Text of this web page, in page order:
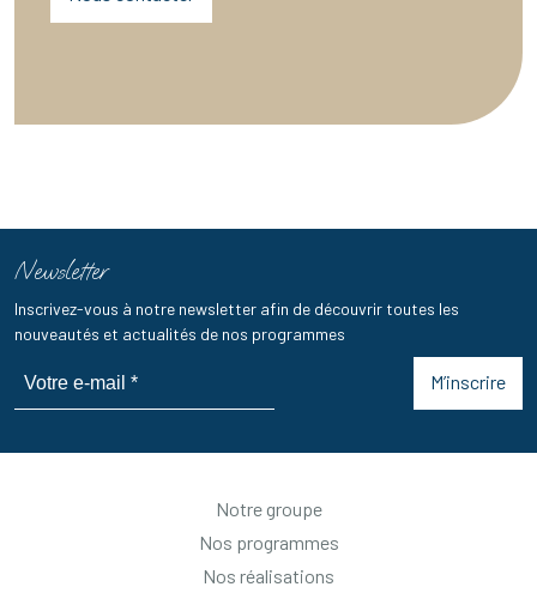
Newsletter
Inscrivez-vous à notre newsletter afin de découvrir toutes les
nouveautés et actualités de nos programmes
M’inscrire
Notre groupe
Nos programmes
Nos réalisations